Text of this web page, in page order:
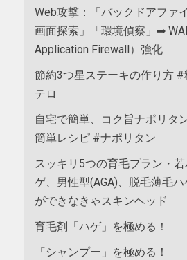
Web攻撃：「バックドアファ
画面探索」「環境偵察」➡
Application Firewall）強化
節約3つ星ステーキの作り方
テロ
自宅で簡単、コク旨ナポリタ
簡単レシピ #ナポリタン
スッキリ5つの育毛プラン・
ゲ、男性型(AGA)、脱毛薄毛
ができなきゃスキンヘッド
育毛剤「ハゲ」を極める！
「シャンプー」を極める！